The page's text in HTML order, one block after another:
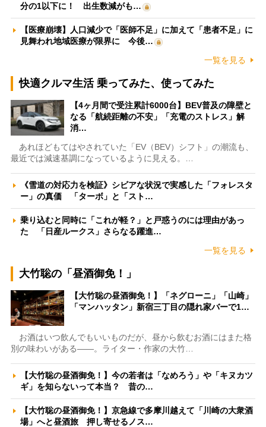
分の1以下に！ 出生数減がも…
【医療崩壊】人口減少で「医師不足」に加えて「患者不足」に
見舞われ地域医療が限界に 今後…
一覧を見る
快適クルマ生活 乗ってみた、使ってみた
【4ヶ月間で受注累計6000台】BEV普及の障壁と
なる「航続距離の不安」「充電のストレス」解
消…
あれほどもてはやされていた「EV（BEV）シフト」の潮流も、
最近では減速基調になっているように見える。…
《雪道の対応力を検証》シビアな状況で実感した「フォレスタ
ー」の真価 「ターボ」と「スト…
乗り込むと同時に「これが軽？」と戸惑うのには理由があっ
た 「日産ルークス」さらなる躍進…
一覧を見る
大竹聡の「昼酒御免！」
【大竹聡の昼酒御免！】「ネグローニ」「山崎」
「マンハッタン」新宿三丁目の隠れ家バーで1…
お酒はいつ飲んでもいいものだが、昼から飲むお酒にはまた格
別の味わいがある――。ライター・作家の大竹…
【大竹聡の昼酒御免！】今の若者は「なめろう」や「キヌカツ
ギ」を知らないって本当？ 昔の…
【大竹聡の昼酒御免！】京急線で多摩川越えて「川崎の大衆酒
場」へと昼酒旅 押し寄せるノス…